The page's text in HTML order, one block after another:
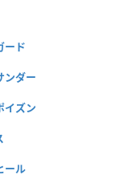
ード
ンダー
イズン
ール